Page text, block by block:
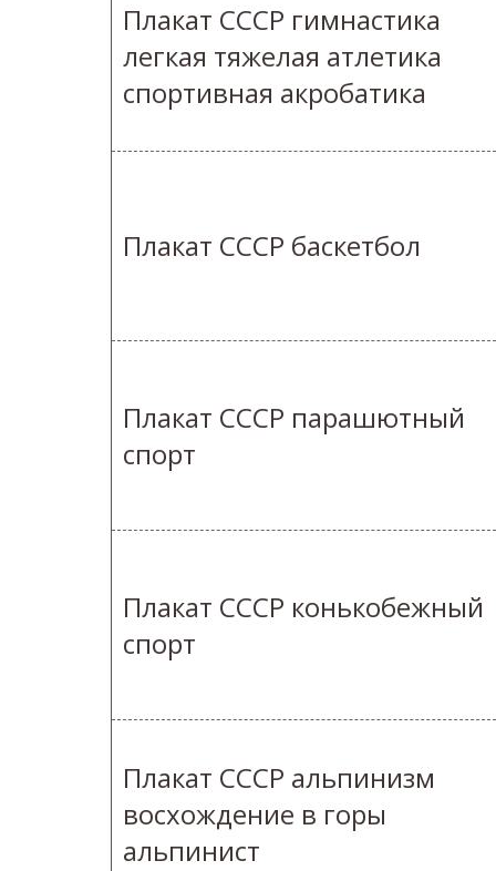
Плакат СССР гимнастика
легкая тяжелая атлетика
спортивная акробатика
Плакат СССР баскетбол
Плакат СССР парашютный
спорт
Плакат СССР конькобежный
спорт
Плакат СССР альпинизм
восхождение в горы
альпинист